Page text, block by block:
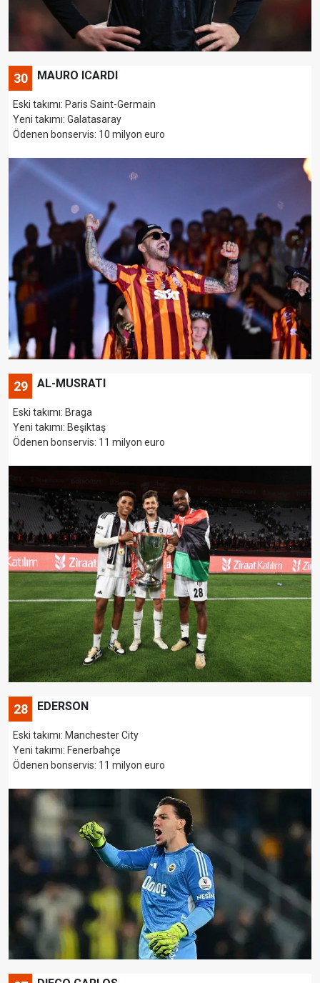
30 MAURO ICARDI
Eski takımı: Paris Saint-Germain
Yeni takımı: Galatasaray
Ödenen bonservis: 10 milyon euro
29 AL-MUSRATI
Eski takımı: Braga
Yeni takımı: Beşiktaş
Ödenen bonservis: 11 milyon euro
28 EDERSON
Eski takımı: Manchester City
Yeni takımı: Fenerbahçe
Ödenen bonservis: 11 milyon euro